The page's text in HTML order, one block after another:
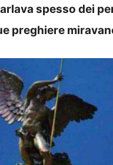
spesso dei
preghiere